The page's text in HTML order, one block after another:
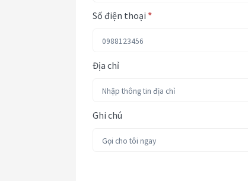
Số điện thoại *
Địa chỉ
Ghi chú